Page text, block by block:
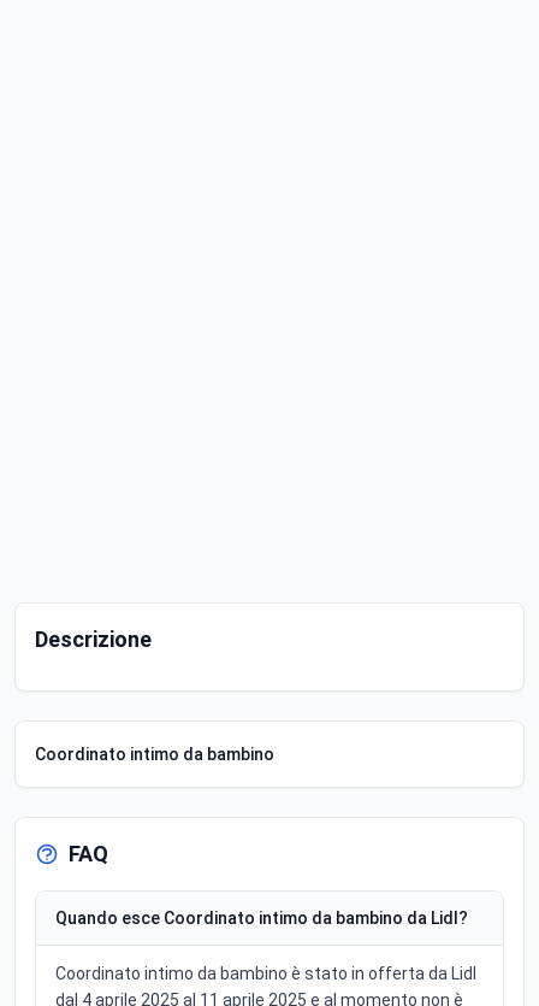
Descrizione
Coordinato intimo da bambino
FAQ
Quando esce Coordinato intimo da bambino da Lidl?
Coordinato intimo da bambino è stato in offerta da Lidl
dal 4 aprile 2025 al 11 aprile 2025 e al momento non è